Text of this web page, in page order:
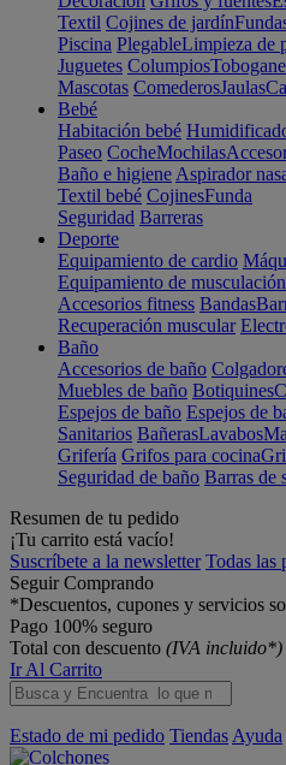
Textil Cojines de jardín
Piscina PlegableLimpieza de
Juguetes Columpios
Mascotas ComederosJaulas
Bebé
Habitación bebé
Paseo CocheMochilas
Baño e higiene Aspirador
Textil bebé CojinesFunda
Seguridad Barreras
Deporte
Equipamiento de cardio
Equipamiento de musculación
Accesorios fitness Bandas
Recuperación muscular
Baño
Accesorios de baño
Muebles de baño Botiquines
Espejos de baño Espejos de
Sanitarios BañerasLavabos
Grifería Grifos para cocina
Seguridad de baño Barras de
Resumen de tu pedido
¡Tu carrito está vacío!
Suscríbete a la newsletter Todas las
Seguir Comprando
*Descuentos, cupones y servicios
Pago 100% seguro
Total con descuento (IVA incluido*)
Ir Al Carrito
Estado de mi pedido Tiendas Ayuda